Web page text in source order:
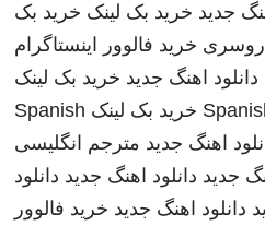
جدید خرید بک لینک خرید بک
روسری خرید فالوور اینستاگرام
دانلود اهنگ جدید خرید بک لینک
خرید بک لینک Spanish
اهنگ جدید مترجم انگلیسی
جدید دانلود اهنگ جدید دانلود
دانلود اهنگ جدید خرید فالوور